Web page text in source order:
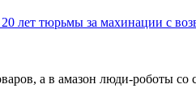
лет тюрьмы за махинации с
а в амазон люди-роботы со